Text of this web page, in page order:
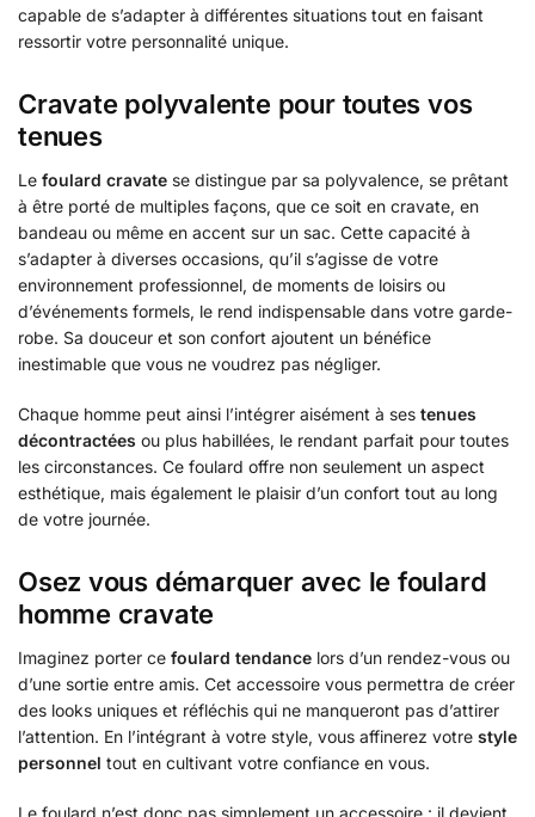
capable de s’adapter à différentes situations tout en faisant
ressortir votre personnalité unique.
Cravate polyvalente pour toutes vos
tenues
Le foulard cravate se distingue par sa polyvalence, se prêtant
à être porté de multiples façons, que ce soit en cravate, en
bandeau ou même en accent sur un sac. Cette capacité à
s’adapter à diverses occasions, qu’il s’agisse de votre
environnement professionnel, de moments de loisirs ou
d’événements formels, le rend indispensable dans votre garde-
robe. Sa douceur et son confort ajoutent un bénéfice
inestimable que vous ne voudrez pas négliger.
Chaque homme peut ainsi l’intégrer aisément à ses tenues
décontractées ou plus habillées, le rendant parfait pour toutes
les circonstances. Ce foulard offre non seulement un aspect
esthétique, mais également le plaisir d’un confort tout au long
de votre journée.
Osez vous démarquer avec le foulard
homme cravate
Imaginez porter ce foulard tendance lors d’un rendez-vous ou
d’une sortie entre amis. Cet accessoire vous permettra de créer
des looks uniques et réfléchis qui ne manqueront pas d’attirer
l’attention. En l’intégrant à votre style, vous affinerez votre style
personnel tout en cultivant votre confiance en vous.
Le foulard n’est donc pas simplement un accessoire : il devient